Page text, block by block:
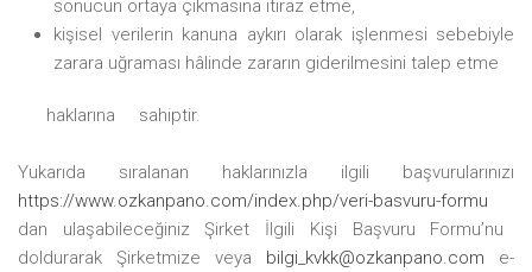
sonucun ortaya çıkmasına itiraz etme,
kişisel verilerin kanuna aykırı olarak işlenmesi sebebiyle
zarara uğraması hâlinde zararın giderilmesini talep etme
haklarına sahiptir.
Yukarıda sıralanan haklarınızla ilgili başvurularınızı
https://www.ozkanpano.com/index.php/veri-basvuru-formu
dan ulaşabileceğiniz Şirket İlgili Kişi Başvuru Formu’nu
doldurarak Şirketmize veya bilgi_kvkk@ozkanpano.com e-